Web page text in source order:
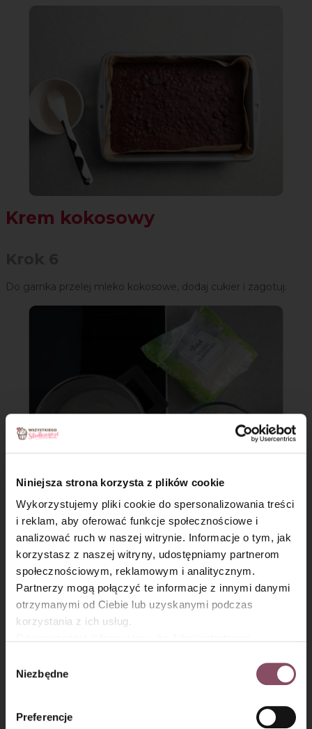
Niniejsza strona korzysta z plików cookie
Wykorzystujemy pliki cookie do spersonalizowania treści
i reklam, aby oferować funkcje społecznościowe i
analizować ruch w naszej witrynie. Informacje o tym, jak
korzystasz z naszej witryny, udostępniamy partnerom
społecznościowym, reklamowym i analitycznym.
Partnerzy mogą połączyć te informacje z innymi danymi
otrzymanymi od Ciebie lub uzyskanymi podczas
korzystania z ich usług.
Gdańsk (80-339) adres: Dickmana 14/15 więcej
informacji o przetwarzaniu danych osobowych oraz
Polityce
prywatności.
zgody
Niezbędne
Preferencje
Krem kokosowy
Do garnka przelej mleko kokosowe, dodaj cukier i zagotuj.
Krok 7
W mleku wymieszaj budyń i przelej do gotującego mleka
kokosowego, dodaj wiórki kokosowe i zagotuj cały czas
mieszając. Gotuj do momentu aż powstanie masa budyniowa.
Przełóż do miski, przykryj folią spożywczą i odstaw do
wystudzenia.
×